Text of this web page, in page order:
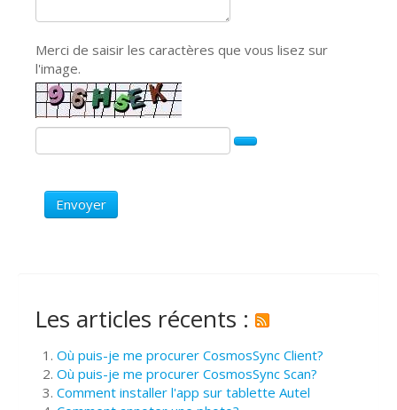
Merci de saisir les caractères que vous lisez sur
l'image.
Envoyer
Les articles récents :
Où puis-je me procurer CosmosSync Client?
Où puis-je me procurer CosmosSync Scan?
Comment installer l'app sur tablette Autel